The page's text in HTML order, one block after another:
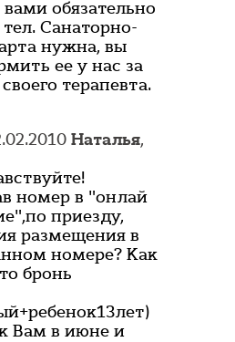
обязательно
Санаторно-
нужна, вы
ее у нас за
терапевта.
Наталья,
номер в "онлай
приезду,
размещения в
номере? Как
бронь
Вам в июне и